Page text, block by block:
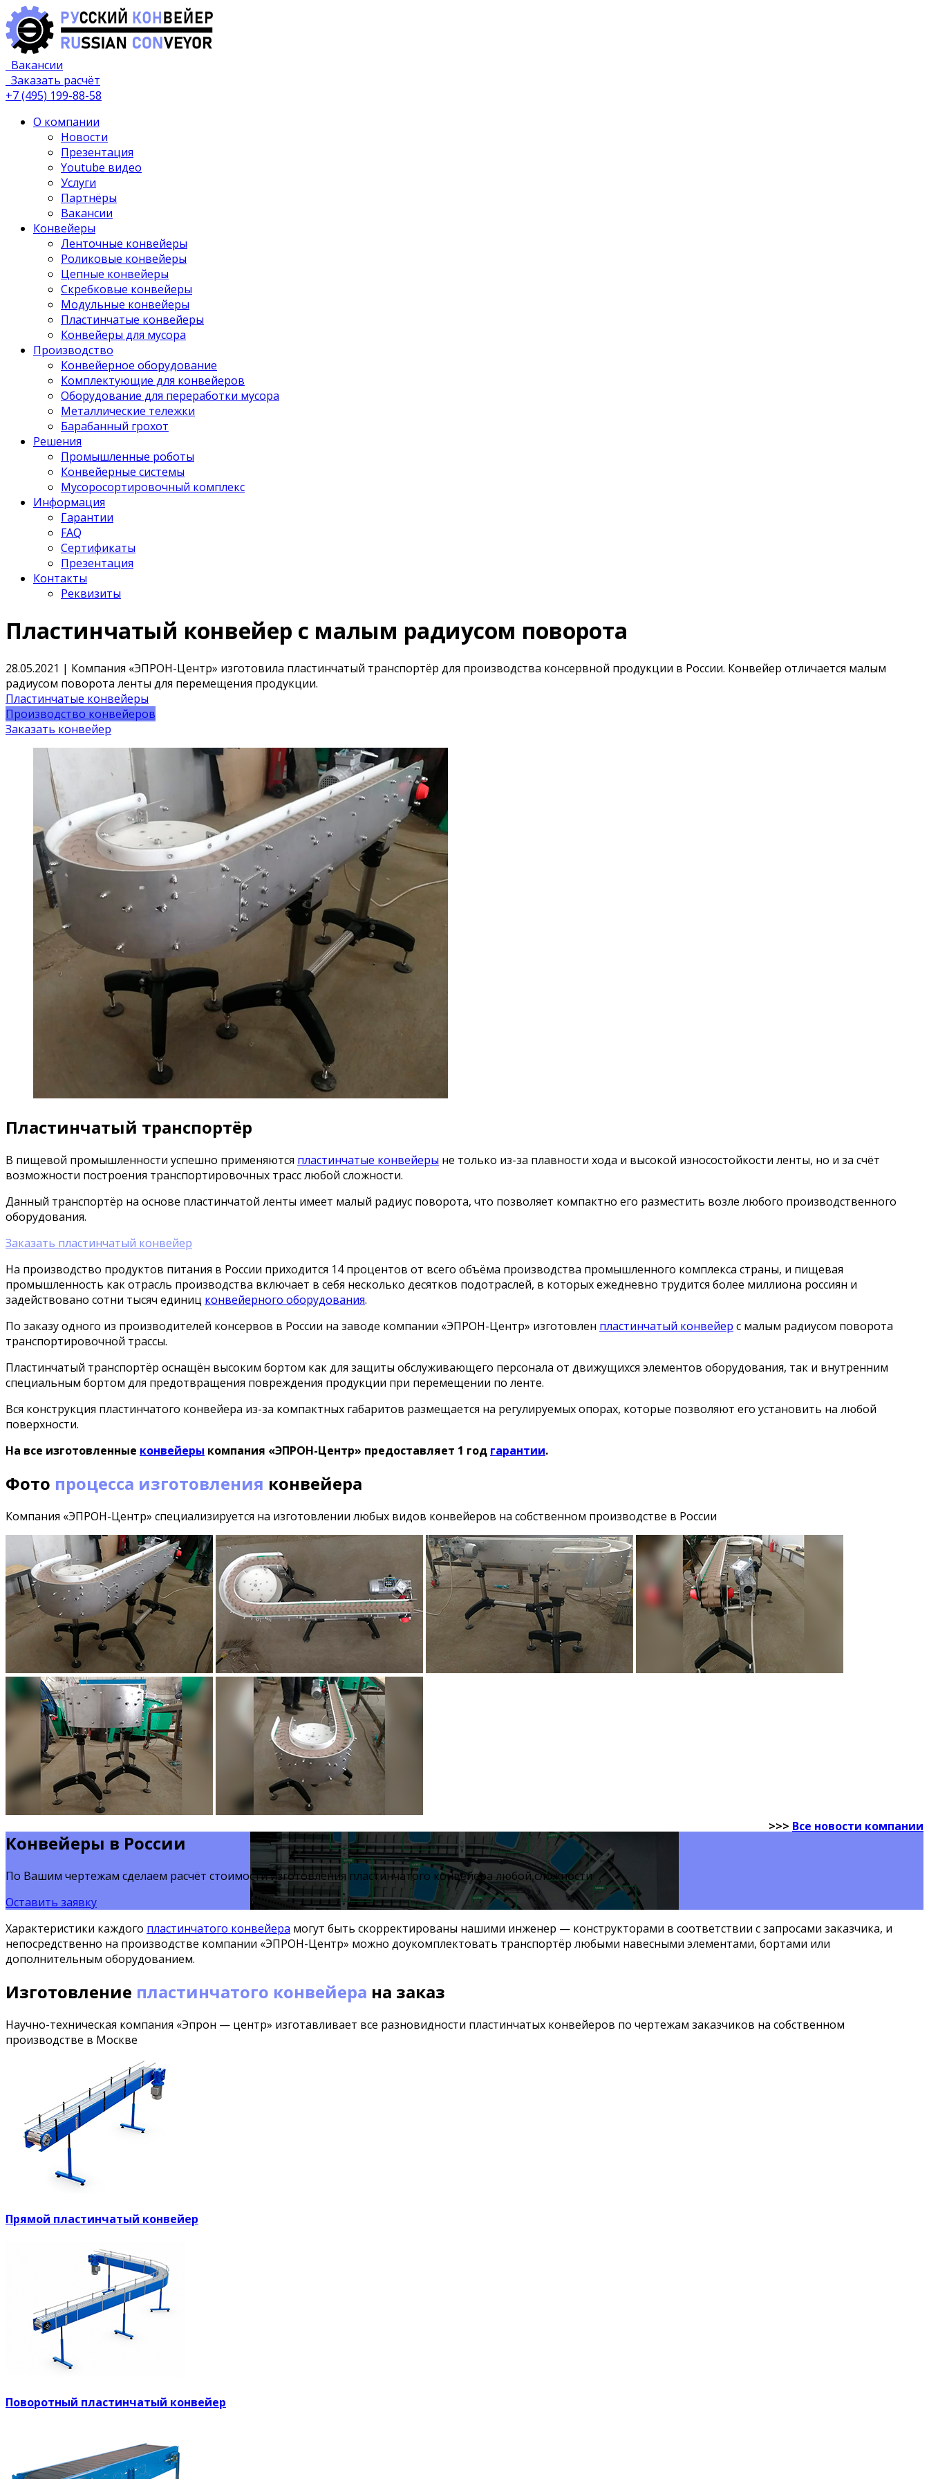
Русский конвейер
Производство конвейеров в России
Вакансии
Заказать расчёт
+7 (495) 199-88-58
О компании
Новости
Презентация
Youtube видео
Услуги
Партнёры
Вакансии
Конвейеры
Ленточные конвейеры
Роликовые конвейеры
Цепные конвейеры
Скребковые конвейеры
Модульные конвейеры
Пластинчатые конвейеры
Конвейеры для мусора
Производство
Конвейерное оборудование
Комплектующие для конвейеров
Оборудование для переработки мусора
Металлические тележки
Барабанный грохот
Решения
Промышленные роботы
Конвейерные системы
Мусоросортировочный комплекс
Информация
Гарантии
FAQ
Сертификаты
Презентация
Контакты
Реквизиты
Пластинчатый конвейер с малым радиусом поворота
28.05.2021 | Компания «ЭПРОН-Центр» изготовила пластинчатый транспортёр для производства консервной продукции в России. Конвейер отличается малым
радиусом поворота ленты для перемещения продукции.
Пластинчатые конвейеры
Производство конвейеров
Заказать конвейер
Пластинчатый транспортёр
В пищевой промышленности успешно применяются пластинчатые конвейеры не только из-за плавности хода и высокой износостойкости ленты, но и за счёт
возможности построения транспортировочных трасс любой сложности.
Данный транспортёр на основе пластинчатой ленты имеет малый радиус поворота, что позволяет компактно его разместить возле любого производственного
оборудования.
Заказать пластинчатый конвейер
На производство продуктов питания в России приходится 14 процентов от всего объёма производства промышленного комплекса страны, и пищевая
промышленность как отрасль производства включает в себя несколько десятков подотраслей, в которых ежедневно трудится более миллиона россиян и
задействовано сотни тысяч единиц конвейерного оборудования.
По заказу одного из производителей консервов в России на заводе компании «ЭПРОН-Центр» изготовлен пластинчатый конвейер с малым радиусом поворота
транспортировочной трассы.
Пластинчатый транспортёр оснащён высоким бортом как для защиты обслуживающего персонала от движущихся элементов оборудования, так и внутренним
специальным бортом для предотвращения повреждения продукции при перемещении по ленте.
Вся конструкция пластинчатого конвейера из-за компактных габаритов размещается на регулируемых опорах, которые позволяют его установить на любой
поверхности.
На все изготовленные конвейеры компания «ЭПРОН-Центр» предоставляет 1 год гарантии.
Фото процесса изготовления конвейера
Компания «ЭПРОН-Центр» специализируется на изготовлении любых видов конвейеров на собственном производстве в России
>>> Все новости компании
Конвейеры в России
По Вашим чертежам сделаем расчёт стоимости изготовления пластинчатого конвейера любой сложности
Оставить заявку
Характеристики каждого пластинчатого конвейера могут быть скорректированы нашими инженер — конструкторами в соответствии с запросами заказчика, и
непосредственно на производстве компании «ЭПРОН-Центр» можно доукомплектовать транспортёр любыми навесными элементами, бортами или
дополнительным оборудованием.
Изготовление пластинчатого конвейера на заказ
Научно-техническая компания «Эпрон — центр» изготавливает все разновидности пластинчатых конвейеров по чертежам заказчиков на собственном
производстве в Москве
Прямой пластинчатый конвейер
Поворотный пластинчатый конвейер